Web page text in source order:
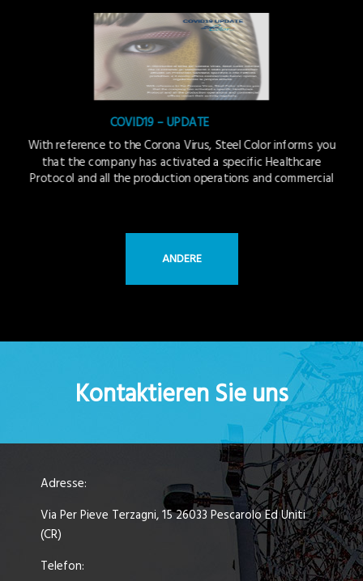
services for technological, strategic, organisational and
commercial innovation of companies. The project identifies
a new production technique (an application process) of the
COVID19 – UPDATE
With reference to the Corona Virus, Steel Color informs you
that the company has activated a specific Healthcare
Protocol and all the production operations and commercial
ANDERE
Kontaktieren Sie uns
Adresse:
Via Per Pieve Terzagni, 15 26033 Pescarolo Ed Uniti
(CR)
Telefon: